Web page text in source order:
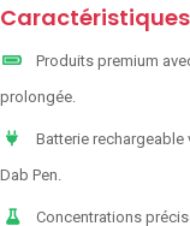
Produits premium
prolongée.
Batterie
Dab Pen.
Concentrations